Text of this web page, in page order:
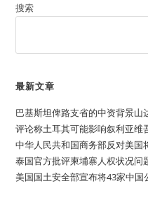
搜索
最新文章
巴基斯坦俾路支省的中资背景山
评论称土耳其可能影响叙利亚维
中华人民共和国商务部反对美国
泰国官方批评柬埔寨人权状况问
美国国土安全部宣布将43家中国